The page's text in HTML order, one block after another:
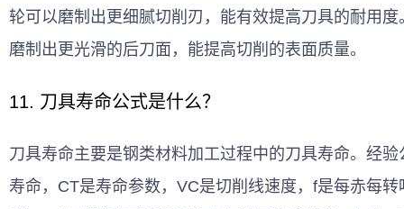
轮可以磨制出更细腻切削刃，能有效提高刀具的耐用
磨制出更光滑的后刀面，能提高切削的表面质量。
11. 刀具寿命公式是什么？
刀具寿命主要是钢类材料加工过程中的刀具寿命。经
寿命，CT是寿命参数，VC是切削线速度，f是每赤每